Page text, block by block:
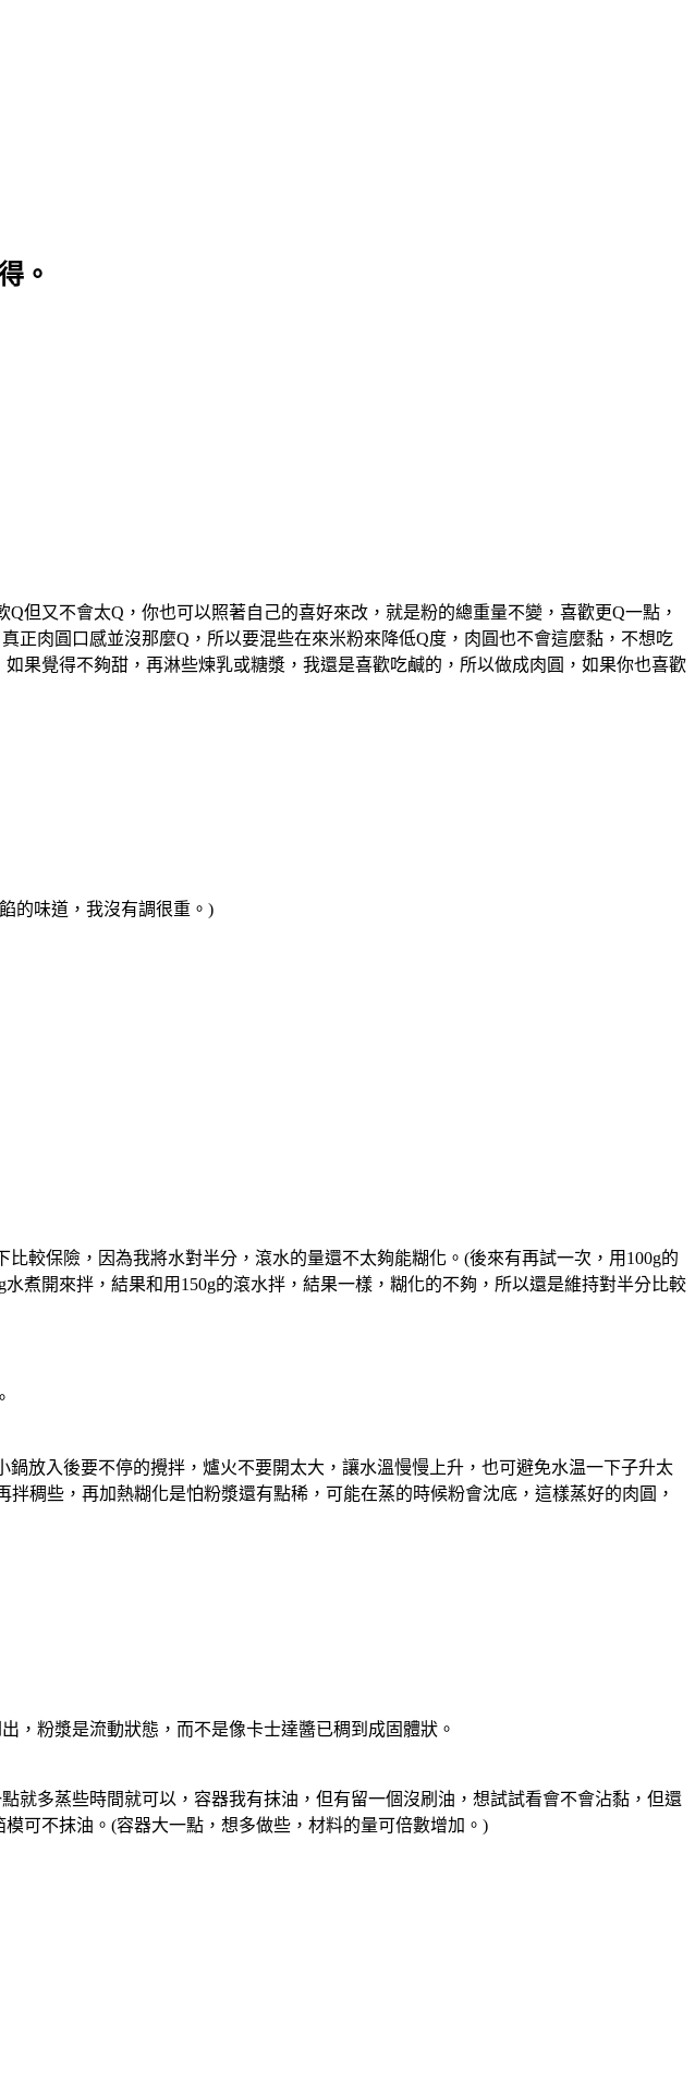
。
但又不會太Q，你也可以照著自己的喜好來改，就是粉的總重量不變，喜歡更Q一點，
正肉圓口感並沒那麼Q，所以要混些在來米粉來降低Q度，肉圓也不會這麼黏，不想吃
果覺得不夠甜，再淋些煉乳或糖漿，我還是喜歡吃鹹的，所以做成肉圓，如果你也喜歡
的味道，我沒有調很重。)
較保險，因為我將水對半分，滾水的量還不太夠能糊化。(後來有再試一次，用100g的
煮開來拌，結果和用150g的滾水拌，結果一樣，糊化的不夠，所以還是維持對半分比較
放入後要不停的攪拌，爐火不要開太大，讓水溫慢慢上升，也可避免水温一下子升太
稠些，再加熱糊化是怕粉漿還有點稀，可能在蒸的時候粉會沈底，這樣蒸好的肉圓，
，粉漿是流動狀態，而不是像卡士達醬已稠到成固體狀。
就多蒸些時間就可以，容器我有抹油，但有留一個沒刷油，想試試看會不會沾黏，但還
可不抹油。(容器大一點，想多做些，材料的量可倍數增加。)